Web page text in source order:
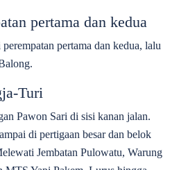
pertama dan kedua
pertama dan kedua, lalu
Turi
Pawon Sari di sisi kanan jalan.
di pertigaan besar dan belok
Jembatan Pulowatu, Warung